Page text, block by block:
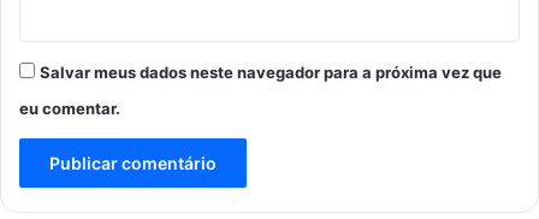
Salvar meus dados neste navegador para a próxima vez que
eu comentar.